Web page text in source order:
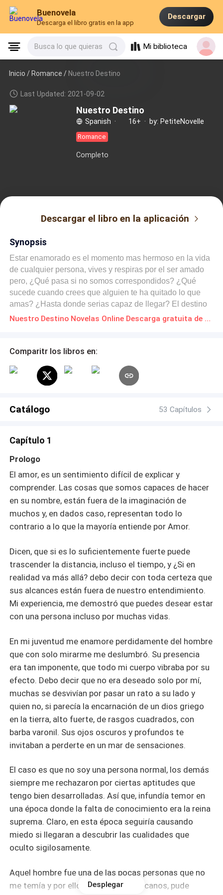
Buenovela
Descarga el libro gratis en la app
Descargar
Busca lo que quieras Mi biblioteca
Inicio /Romance / Nuestro Destino
Last Updated: 2021-09-02
Nuestro Destino
Spanish · 16+ · by: PetiteNovelle
Romance
Completo
Descargar el libro en la aplicación
Synopsis
Estar enamorado es el momento mas hermoso en la vida
de cualquier persona, vives y respiras por el ser amado
pero, ¿Qué pasa si no somos correspondidos? ¿Qué
sucede cuando crees que alguien te ha quitado lo que
amas? ¿Hasta donde serias capaz de llegar? El destino
suele obrar de formas misteriosas, durante varias
decepcionada, su odio ha permanecido intacto durante
reencontrarse, pero la obsesión de ella no los deja en
paz. Un nuevo ciclo esta por comenzar, ¿Podrán ser
Nuestro Destino Novelas Online Descarga gratuita de PDF
Comparitr los libros en:
Catálogo 53 Capítulos
Capítulo 1
Prologo
El amor, es un sentimiento difícil de explicar y
comprender. Las cosas que somos capaces de hacer
en su nombre, están fuera de la imaginación de
muchos y, en dados caso, representan todo lo
contrario a lo que la mayoría entiende por Amor.
Dicen, que si es lo suficientemente fuerte puede
trascender la distancia, incluso el tiempo, y ¿Si en
realidad va más allá? debo decir con toda certeza que
sus alcances están fuera de nuestro entendimiento.
Mi experiencia, me demostró que puedes desear estar
con una persona incluso por muchas vidas.
En mi juventud me enamore perdidamente del hombre
que con solo mirarme me deslumbró. Su presencia
era tan imponente, que todo mi cuerpo vibraba por su
efecto. Debo decir que no era deseado solo por mí,
muchas se desvivían por pasar un rato a su lado y
quien no, si parecía la encarnación de un dios griego
en la tierra, alto fuerte, de rasgos cuadrados, con
barba varonil. Sus ojos oscuros y profundos te
invitaban a perderte en un mar de sensaciones.
El caso es que no soy una persona normal, los demás
siempre me rechazaron por ciertas aptitudes que
tengo bien desarrolladas. Así que, infundía temor en
una época donde la falta de conocimiento era la reina
suprema. Claro, en esta época seguiría causando
miedo si llegaran a descubrir las cualidades que
oculto sigilosamente.
Aquel hombre fue una de las pocas personas que no
me temía y por ello, nos hicimos cercanos, pude
Desplegar